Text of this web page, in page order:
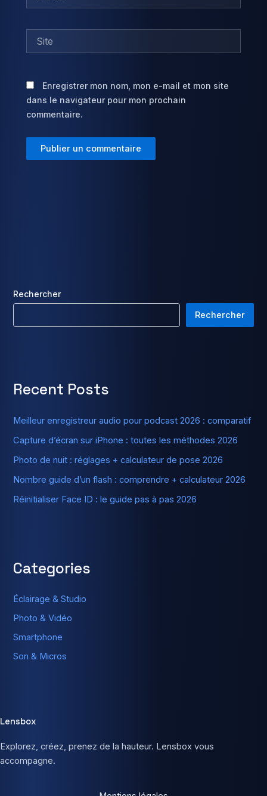
Enregistrer mon nom, mon e-mail et mon site
dans le navigateur pour mon prochain
commentaire.
Rechercher
Rechercher
Recent Posts
Meilleur enregistreur audio pour podcast 2026 : comparatif
Capture d’écran sur iPhone : toutes les méthodes 2026
Photo de nuit : réglages + calculateur de pose 2026
Nombre guide d’un flash : comprendre + calculateur 2026
Réinitialiser Face ID : le guide pas à pas 2026
Categories
Éclairage & Studio
Photo & Vidéo
Smartphone
Son & Micros
Lensbox
Explorez, créez, prenez de la hauteur. Lensbox vous
accompagne.